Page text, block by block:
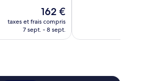
Le
nouveau
prix
162 €
taxes et frais compris
7 sept. - 8 sept.